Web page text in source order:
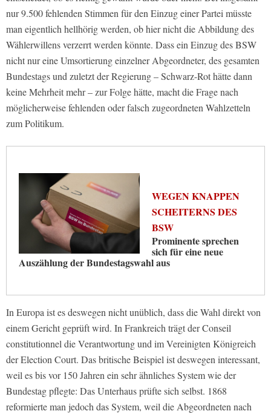
nur 9.500 fehlenden Stimmen für den Einzug einer Partei müsste
man eigentlich hellhörig werden, ob hier nicht die Abbildung des
Wählerwillens verzerrt werden könnte. Dass ein Einzug des BSW
nicht nur eine Umsortierung einzelner Abgeordneter, des gesamten
Bundestags und zuletzt der Regierung – Schwarz-Rot hätte dann
keine Mehrheit mehr – zur Folge hätte, macht die Frage nach
möglicherweise fehlenden oder falsch zugeordneten Wahlzetteln
zum Politikum.
WEGEN KNAPPEN
SCHEITERNS DES
BSW
Prominente sprechen
sich für eine neue
Auszählung der Bundestagswahl aus
In Europa ist es deswegen nicht unüblich, dass die Wahl direkt von
einem Gericht geprüft wird. In Frankreich trägt der Conseil
constitutionnel die Verantwortung und im Vereinigten Königreich
der Election Court. Das britische Beispiel ist deswegen interessant,
weil es bis vor 150 Jahren ein sehr ähnliches System wie der
Bundestag pflegte: Das Unterhaus prüfte sich selbst. 1868
reformierte man jedoch das System, weil die Abgeordneten nach